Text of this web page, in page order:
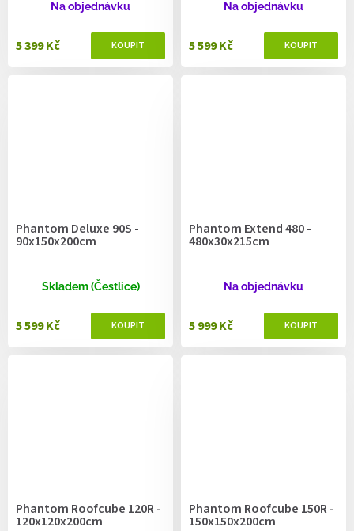
Na objednávku
5 399 Kč
Na objednávku
5 599 Kč
Phantom Deluxe 90S -
90x150x200cm
Skladem (Čestlice)
5 599 Kč
Phantom Extend 480 -
480x30x215cm
Na objednávku
5 999 Kč
Phantom Roofcube 120R -
120x120x200cm
Phantom Roofcube 150R -
150x150x200cm